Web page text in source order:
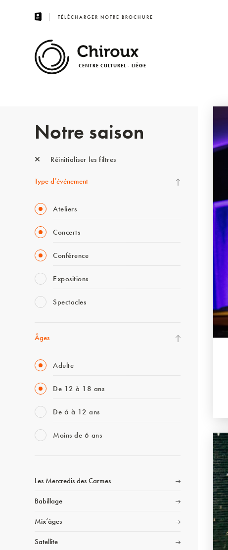
TÉLÉCHARGER NOTRE BROCHURE
CENTRE CULTUREL - LIÈGE
Notre saison
Réinitialiser les filtres
Type d’événement
Ateliers
Concerts
Conférence
Expositions
Spectacles
Âges
Adulte
De 12 à 18 ans
De 6 à 12 ans
Moins de 6 ans
Les Mercredis des Carmes
Babillage
Mix’âges
Satellite